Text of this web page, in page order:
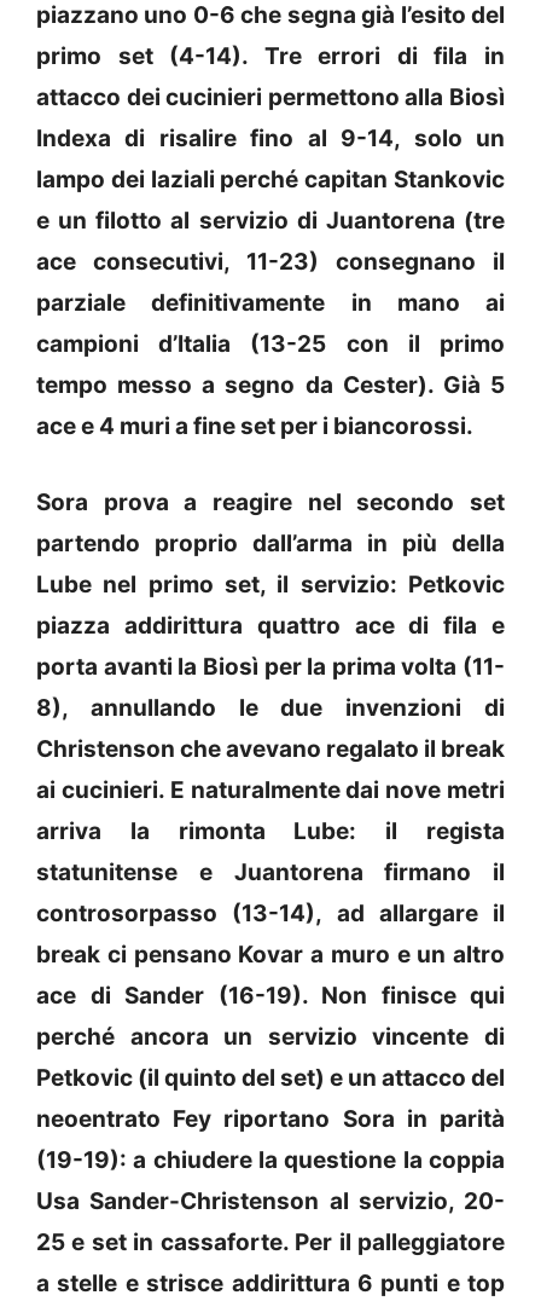
piazzano uno 0-6 che segna già l’esito del
primo set (4-14). Tre errori di fila in
attacco dei cucinieri permettono alla Biosì
Indexa di risalire fino al 9-14, solo un
lampo dei laziali perché capitan Stankovic
e un filotto al servizio di Juantorena (tre
ace consecutivi, 11-23) consegnano il
parziale definitivamente in mano ai
campioni d’Italia (13-25 con il primo
tempo messo a segno da Cester). Già 5
ace e 4 muri a fine set per i biancorossi.
Sora prova a reagire nel secondo set
partendo proprio dall’arma in più della
Lube nel primo set, il servizio: Petkovic
piazza addirittura quattro ace di fila e
porta avanti la Biosì per la prima volta (11-
8), annullando le due invenzioni di
Christenson che avevano regalato il break
ai cucinieri. E naturalmente dai nove metri
arriva la rimonta Lube: il regista
statunitense e Juantorena firmano il
controsorpasso (13-14), ad allargare il
break ci pensano Kovar a muro e un altro
ace di Sander (16-19). Non finisce qui
perché ancora un servizio vincente di
Petkovic (il quinto del set) e un attacco del
neoentrato Fey riportano Sora in parità
(19-19): a chiudere la questione la coppia
Usa Sander-Christenson al servizio, 20-
25 e set in cassaforte. Per il palleggiatore
a stelle e strisce addirittura 6 punti e top